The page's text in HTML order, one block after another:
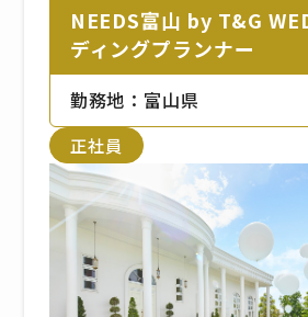
NEEDS富山 by T&G
ディングプランナー
勤務地：富山県
正社員